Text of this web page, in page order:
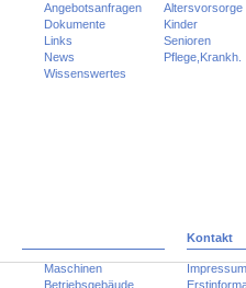
Angebotsanfragen
Dokumente
Links
News
Wissenswertes
Altersvorsorge
Kinder
Senioren
Pflege,Krankh.
Maschinen
Betriebsgebäude
Kontakt
Impressum